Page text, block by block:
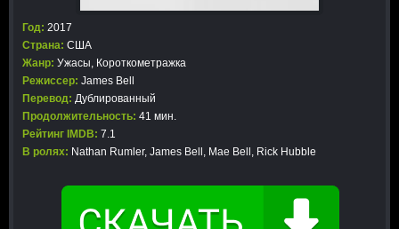
Год: 2017
Страна: США
Жанр: Ужасы, Короткометражка
Режиссер: James Bell
Перевод: Дублированный
Продолжительность: 41 мин.
Рейтинг IMDB: 7.1
В ролях: Nathan Rumler, James Bell, Mae Bell, Rick Hubble